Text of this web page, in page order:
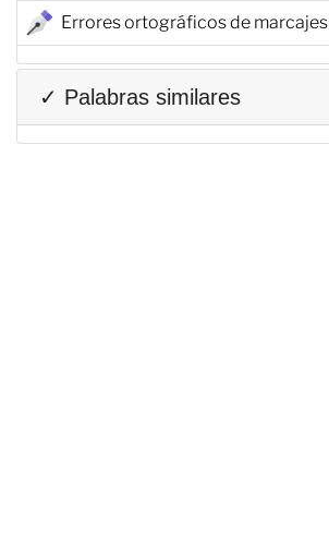
Errores ortográficos de marcajes
✓ Palabras similares